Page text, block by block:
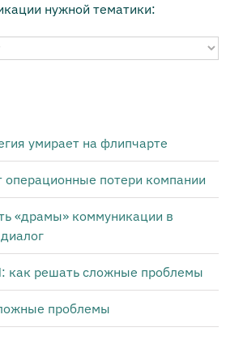
нужной тематики:
умирает на флипчарте
операционные потери компании
«драмы» коммуникации в
как решать сложные проблемы
проблемы